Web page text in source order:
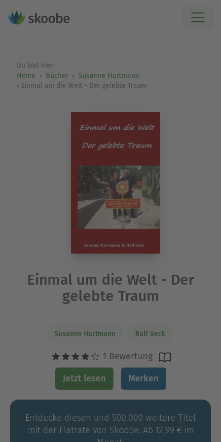
Du bist hier:
Home
Bücher
Susanne Hartmann
Einmal um die Welt - Der gelebte Traum
Einmal um die Welt - Der
gelebte Traum
Susanne Hartmann Ralf Seck
1 Bewertung
Jetzt lesen Merken
Entdecke diesen und 500.000 weitere Titel
mit der Flatrate von Skoobe. Ab 12,99 € im